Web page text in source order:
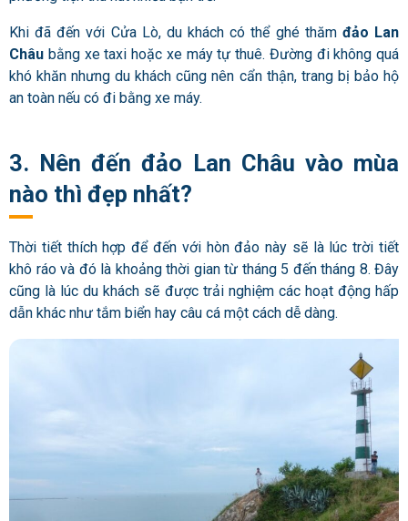
Khi đã đến với Cửa Lò, du khách có thể ghé thăm đảo Lan
Châu bằng xe taxi hoặc xe máy tự thuê. Đường đi không quá
khó khăn nhưng du khách cũng nên cẩn thận, trang bị bảo hộ
an toàn nếu có đi bằng xe máy.
3. Nên đến đảo Lan Châu vào mùa
nào thì đẹp nhất?
Thời tiết thích hợp để đến với hòn đảo này sẽ là lúc trời tiết
khô ráo và đó là khoảng thời gian từ tháng 5 đến tháng 8. Đây
cũng là lúc du khách sẽ được trải nghiệm các hoạt động hấp
dẫn khác như tắm biển hay câu cá một cách dễ dàng.